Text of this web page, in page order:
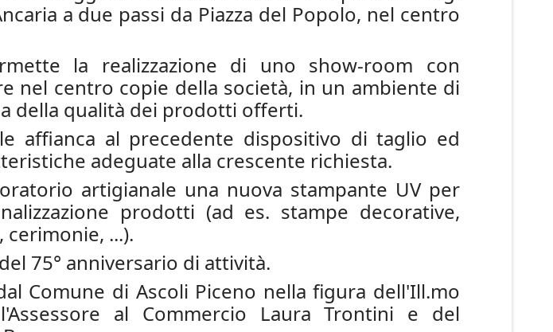
a due passi da Piazza del Popolo, nel centro
la realizzazione di uno show-room con
nel centro copie della società, in un ambiente di
della qualità dei prodotti offerti.
affianca al precedente dispositivo di taglio ed
adeguate alla crescente richiesta.
artigianale una nuova stampante UV per
prodotti (ad es. stampe decorative,
...).
75° anniversario di attività.
Comune di Ascoli Piceno nella figura dell'Ill.mo
al Commercio Laura Trontini e del